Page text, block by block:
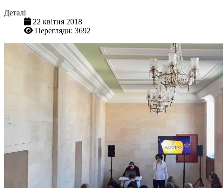
Деталі
22 квітня 2018
Перегляди: 3692